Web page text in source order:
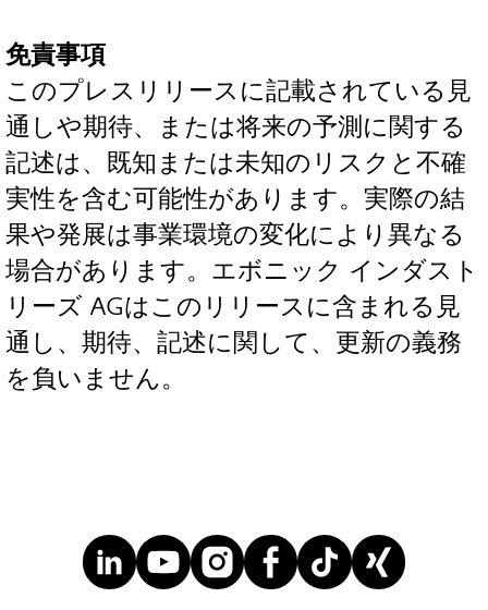
免責事項
このプレスリリースに記載されている見
通しや期待、または将来の予測に関する
記述は、既知または未知のリスクと不確
実性を含む可能性があります。実際の結
果や発展は事業環境の変化により異なる
場合があります。エボニック インダスト
リーズ AGはこのリリースに含まれる見
通し、期待、記述に関して、更新の義務
を負いません。